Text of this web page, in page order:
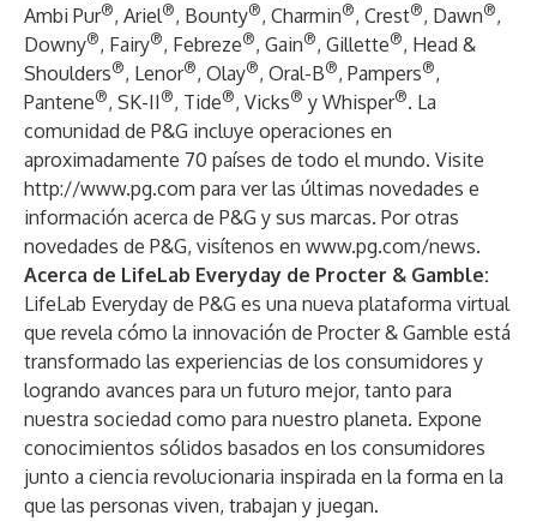
Ambi Pur®, Ariel®, Bounty®, Charmin®, Crest®, Dawn®,
Downy®, Fairy®, Febreze®, Gain®, Gillette®, Head &
Shoulders®, Lenor®, Olay®, Oral-B®, Pampers®,
Pantene®, SK-II ®, Tide®, Vicks® y Whisper®. La
comunidad de P&G incluye operaciones en
aproximadamente 70 países de todo el mundo. Visite
http://www.pg.com para ver las últimas novedades e
información acerca de P&G y sus marcas. Por otras
novedades de P&G, visítenos en www.pg.com/news.
Acerca de LifeLab Everyday de Procter & Gamble:
LifeLab Everyday de P&G es una nueva plataforma virtual
que revela cómo la innovación de Procter & Gamble está
transformado las experiencias de los consumidores y
logrando avances para un futuro mejor, tanto para
nuestra sociedad como para nuestro planeta. Expone
conocimientos sólidos basados en los consumidores
junto a ciencia revolucionaria inspirada en la forma en la
que las personas viven, trabajan y juegan.